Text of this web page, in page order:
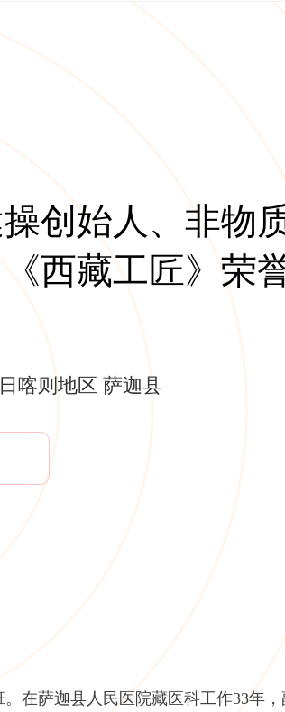
创始人、非物
西藏工匠》荣
喀则地区 萨迦县
在萨迦县人民医院藏医科工作33年，